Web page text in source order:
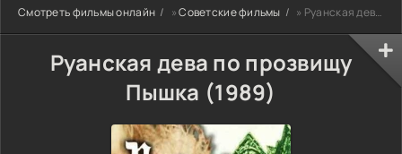
Смотреть фильмы онлайн »Советские фильмы » Руанская дева по прозвищу Пышка (1989)
Руанская дева по прозвищу
Пышка (1989)